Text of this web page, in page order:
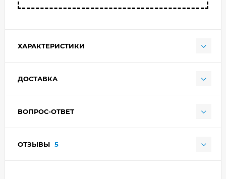
ХАРАКТЕРИСТИКИ
ДОСТАВКА
ВОПРОС-ОТВЕТ
ОТЗЫВЫ 5